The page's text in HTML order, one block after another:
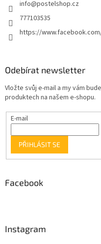
info@postelshop.cz
777103535
https://
Odebírat newsletter
Vložte svůj e-mail a my vám
produktech na našem e-shopu.
E-mail
PŘIHLÁSIT SE
Facebook
Instagram